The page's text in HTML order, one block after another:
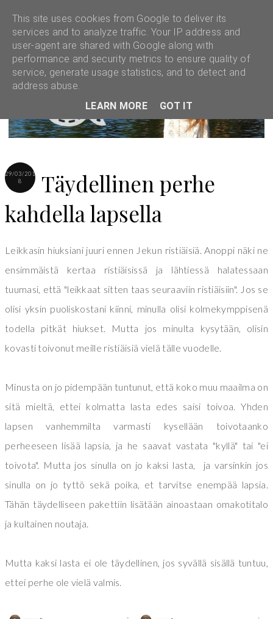
29/03/201
8
Täydellinen perhe
kahdella lapsella
Leikkasin hiuksiani juuri ennen Jekun ristiäisiä. Anoppi näki ne
ensimmäistä kertaa ristiäisissä ja lähtiessä halatessaan
tuumasi, että "leikkaat sitten taas seuraaviin ristiäisiin". Jos se
olisi yksin puoliskostani kiinni, minulla olisi kolmekymppisenä
todella pitkät hiukset. Mutta jos minulta kysytään, olisin
kovasti toivonut meille ristiäisiä vielä tälle vuodelle.
Minusta on jo pidempään tuntunut, että koko muu maailma on
sitä mieltä, ettei kolmatta lasta edes saisi toivoa. Yhden
lapsen vanhemmilta varmasti kysellään toivotaanko
perheeseen lisää lapsia, ja he saavat vastata "kyllä" tai "ei
toivota". Mutta jos sinulla on jo kaksi lasta, ja varsinkin jos
sinulla on jo tyttö sekä poika, et tarvitse enempää lapsia.
Tähän täydelliseen pakettiin lisätään ainoastaan omakotitalo
ja kultainen noutaja.
Mutta kaksi lasta ei ole täydellinen, jos syvällä sisällä tuntuu,
ettei perhe ole vielä valmis.
This site uses cookies from Google to deliver its
services and to analyze traffic. Your IP address and
user-agent are shared with Google along with
performance and security metrics to ensure quality of
service, generate usage statistics, and to detect and
address abuse.
LEARN MORE
GOT IT